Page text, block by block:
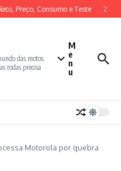
Preço, Consumo e Teste
das motos.
rodas precisa
M
e
n
u
Motorola por quebra